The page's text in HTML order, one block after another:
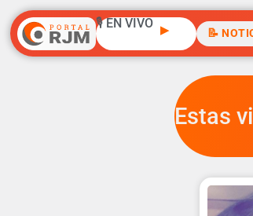
🎙️ EN VIVO ▶ 📝
Estas